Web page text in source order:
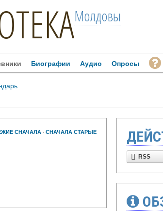
Молдовы
Биографии Аудио Опросы
СНАЧАЛА · СНАЧАЛА СТАРЫЕ
RSS